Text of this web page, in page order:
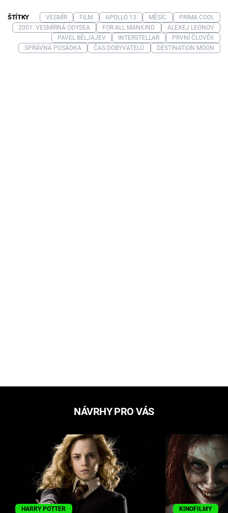
ŠTÍTKY VESMÍR FILM APOLLO 13 MĚSÍC
PRIMA COOL
2001: VESMÍRNÁ ODYSEA
FOR ALL MANKIND
ALEXEJ LEONOV
PAVEL BĚLJAJEV
INTERSTELLAR
PRVNÍ ČLOVĚK
SPRÁVNÁ POSÁDKA
ČAS DOBYVATELŮ DESTINATION MOON
NÁVRHY PRO VÁS
HARRY POTTER KINOFILMY